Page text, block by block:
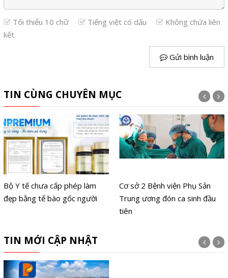
Tối thiểu 10 chữ Tiếng việt có dấu
Không chứa liên
kết
Gửi bình luận
TIN CÙNG CHUYÊN MỤC
Bộ Y tế chưa cấp phép làm
đẹp bằng tế bào gốc người
Cơ sở 2 Bệnh viện Phụ Sản
Trung ương đón ca sinh đầu
tiên
TIN MỚI CẬP NHẬT